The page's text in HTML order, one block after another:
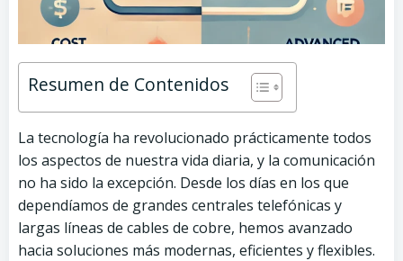
Resumen de Contenidos
La tecnología ha revolucionado prácticamente todos
los aspectos de nuestra vida diaria, y la comunicación
no ha sido la excepción. Desde los días en los que
dependíamos de grandes centrales telefónicas y
largas líneas de cables de cobre, hemos avanzado
hacia soluciones más modernas, eficientes y flexibles.